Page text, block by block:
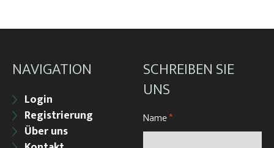
NAVIGATION
Login
Registrierung
Über uns
SCHREIBEN SIE
UNS
Name*